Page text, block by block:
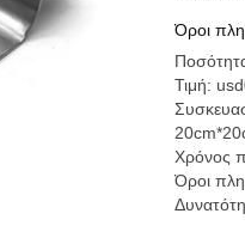
Όροι
Τιμή:
Χρόνος
Όροι